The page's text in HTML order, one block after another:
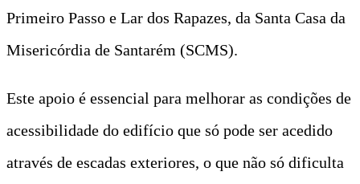
Primeiro Passo e Lar dos Rapazes, da Santa Casa da
Misericórdia de Santarém (SCMS).
Este apoio é essencial para melhorar as condições de
acessibilidade do edifício que só pode ser acedido
através de escadas exteriores, o que não só dificulta